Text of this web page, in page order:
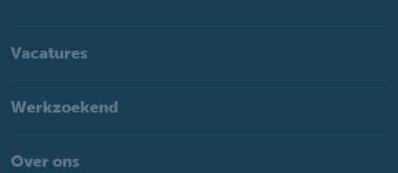
Vacatures
Werkzoekend
Over ons